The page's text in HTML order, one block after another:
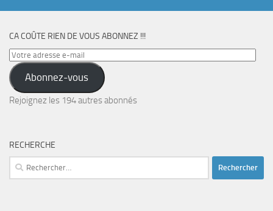
CA COÛTE RIEN DE VOUS ABONNEZ !!!
Votre
adresse
e-
mail
Abonnez-vous
Rejoignez les 194 autres abonnés
RECHERCHE
Rechercher :